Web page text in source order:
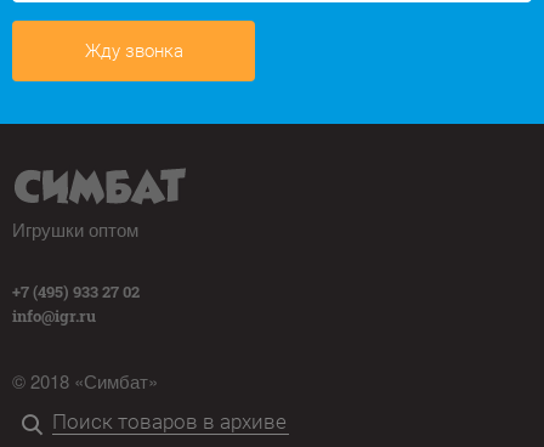
Жду звонка
Игрушки оптом
+7 (495) 933 27 02
info@igr.ru
© 2018 «Симбат»